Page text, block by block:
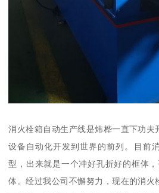
消火栓箱自动生产线是炜桦一直下功夫
设备自动化开发到世界的前列。目前
型，出来就是一个冲好孔折好的框体
体。经过我公司不懈努力，现在的消火